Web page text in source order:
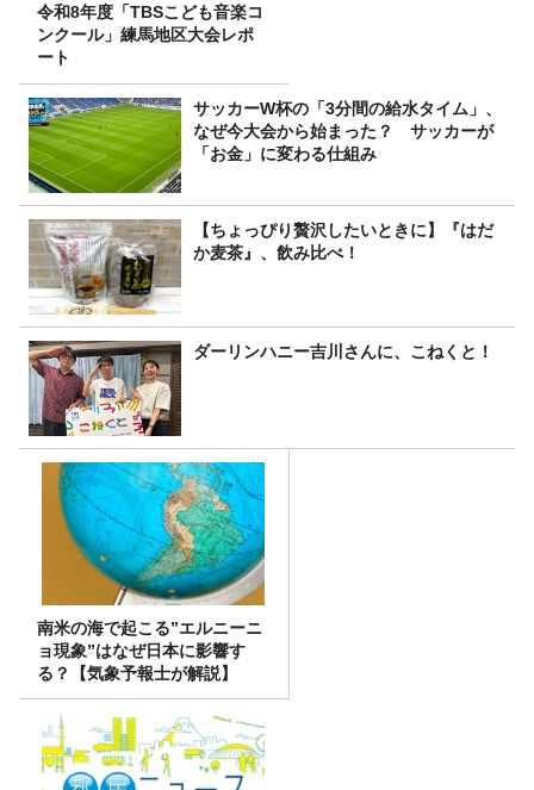
令和8年度「TBSこども音楽コ
ンクール」練馬地区大会レポ
ート
サッカーW杯の「3分間の給水タイム」、
なぜ今大会から始まった？ サッカーが
「お金」に変わる仕組み
【ちょっぴり贅沢したいときに】『はだ
か麦茶』、飲み比べ！
ダーリンハニー吉川さんに、こねくと！
南米の海で起こる”エルニーニ
ョ現象”はなぜ日本に影響す
る？【気象予報士が解説】